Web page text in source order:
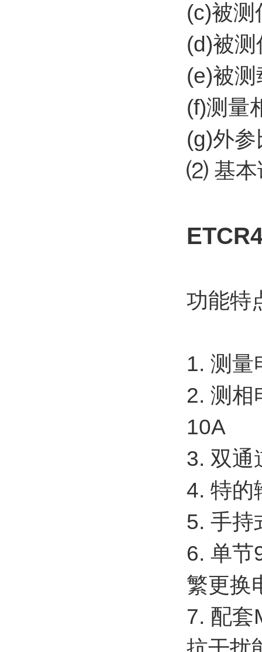
(c)被
(d)被
(e)被
(f)测量
(g)外
⑵ 基本
功能特
1. 测量
2. 测相
10A
3. 双通
4. 特的
5. 手持
6. 单节
繁更换
7. 配套